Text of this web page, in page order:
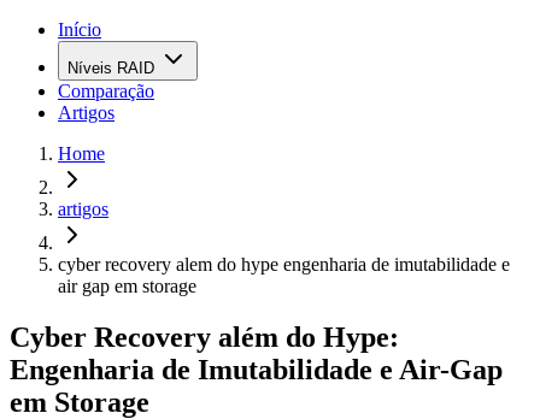
Início
Níveis RAID
Comparação
Artigos
Home
artigos
cyber recovery alem do hype engenharia de imutabilidade e
air gap em storage
Cyber Recovery além do Hype:
Engenharia de Imutabilidade e Air-Gap
em Storage